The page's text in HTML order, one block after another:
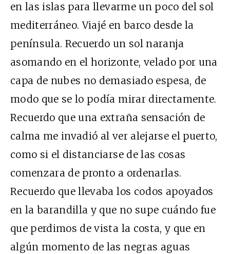
en las islas para llevarme un poco del sol
mediterráneo. Viajé en barco desde la
península. Recuerdo un sol naranja
asomando en el horizonte, velado por una
capa de nubes no demasiado espesa, de
modo que se lo podía mirar directamente.
Recuerdo que una extraña sensación de
calma me invadió al ver alejarse el puerto,
como si el distanciarse de las cosas
comenzara de pronto a ordenarlas.
Recuerdo que llevaba los codos apoyados
en la barandilla y que no supe cuándo fue
que perdimos de vista la costa, y que en
algún momento de las negras aguas